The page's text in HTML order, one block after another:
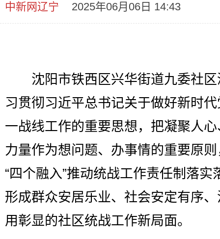
中新网辽宁 2025年06月06日 14:43
沈阳市铁西区兴华街道九委社区
习贯彻习近平总书记关于做好新时
一战线工作的重要思想，把凝聚人
力量作为想问题、办事情的重要原
“四个融入”推动统战工作责任制落实
形成群众安居乐业、社会安定有序
用彰显的社区统战工作新局面。